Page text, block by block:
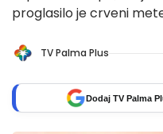
proglasilo je crveni
TV Palma Plus
Dodaj TV Palma